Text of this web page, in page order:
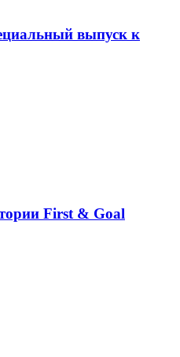
выпуск к
First & Goal